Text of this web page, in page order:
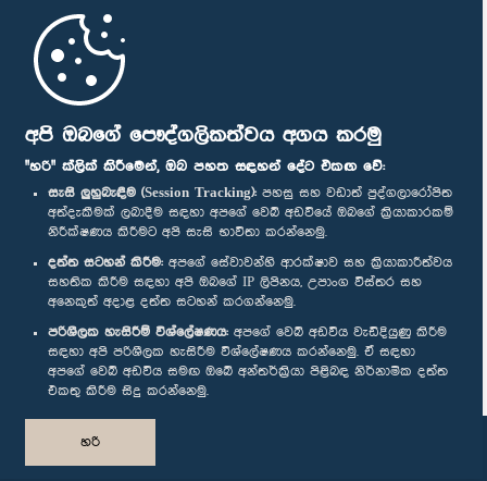
අපි ඔබගේ පෞද්ගලිකත්වය අගය කරමු
"හරි" ක්ලික් කිරීමෙන්, ඔබ පහත සඳහන් දේට එකඟ වේ:
සැසි ලුහුබැඳීම (Session Tracking): පහසු සහ වඩාත් පුද්ගලාරෝපිත
අත්දැකීමක් ලබාදීම සඳහා අපගේ වෙබ් අඩවියේ ඔබගේ ක්‍රියාකාරකම්
නිරීක්ෂණය කිරීමට අපි සැසි භාවිතා කරන්නෙමු.
දත්ත සටහන් කිරීම: අපගේ සේවාවන්හි ආරක්ෂාව සහ ක්‍රියාකාරීත්වය
සහතික කිරීම සඳහා අපි ඔබගේ IP ලිපිනය, උපාංග විස්තර සහ
අනෙකුත් අදාළ දත්ත සටහන් කරගන්නෙමු.
පරිශීලක හැසිරීම් විශ්ලේෂණය: අපගේ වෙබ් අඩවිය වැඩිදියුණු කිරීම
සඳහා අපි පරිශීලක හැසිරීම විශ්ලේෂණය කරන්නෙමු. ඒ සඳහා
අපගේ වෙබ් අඩවිය සමඟ ඔබේ අන්තර්ක්‍රියා පිළිබඳ නිර්නාමික දත්ත
එකතු කිරීම සිදු කරන්නෙමු.
හරි
මුල් පිටුව
පාර්ලිමේන්තු ජංගම යෙදුම
අප හා සම්බන්ධ වී සිටින්න :
සම්මාන
පෞද්ගලිකත්ව ප්‍රතිපත්තිය